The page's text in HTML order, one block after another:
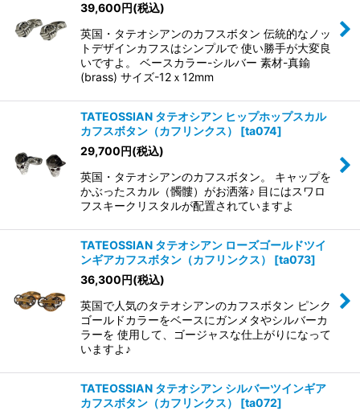
39,600円(税込)
英国・タテオシアンのカフスボタン 伝統的なノッ
トデザインカフスはシンプルで 使い勝手が大変良
いですよ。 ベースカラー-シルバー 素材-真鍮
(brass) サイズ-12ｘ12mm
TATEOSSIAN タテオシアン ヒップホップスカル
カフスボタン（カフリンクス）
[ta074]
29,700円(税込)
英国・タテオシアンのカフスボタン。 キャップを
かぶったスカル（髑髏）がお洒落♪ 目にはスワロ
フスキークリスタルが配置されていますよ
TATEOSSIAN タテオシアン ローズゴールドツイ
ンギアカフスボタン（カフリンクス）
[ta073]
36,300円(税込)
英国で人気のタテオシアンのカフスボタン ピンク
ゴールドカラーをベースにガンメタやシルバーカ
ラーを 使用して、ゴージャスな仕上がりになって
いますよ♪
TATEOSSIAN タテオシアン シルバーツインギア
カフスボタン（カフリンクス）
[ta072]